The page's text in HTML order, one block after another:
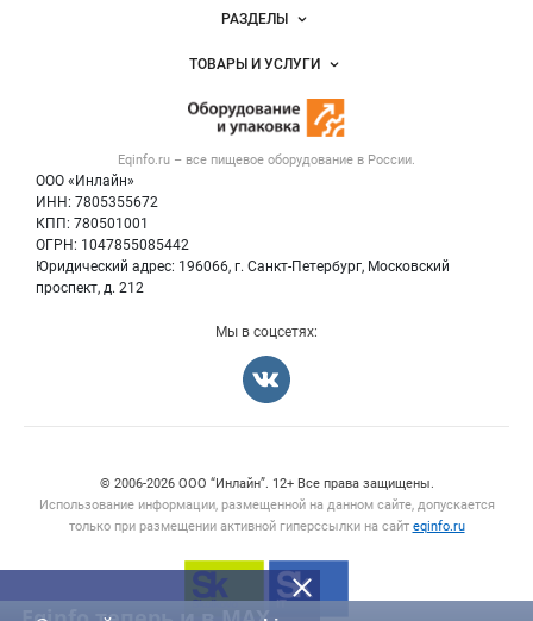
Eqinfo.ru – все пищевое оборудование в России.
ООО «Инлайн»
ИНН: 7805355672
КПП: 780501001
ОГРН: 1047855085442
Юридический адрес: 196066, г. Санкт-Петербург, Московский
проспект, д. 212
Новости Eqinfo.ru
Размещение рекламы
Публичная оферта
Контактная информация
Политика обработки персональных данных
РАЗДЕЛЫ
Объявления
Вакансии
ТОВАРЫ И УСЛУГИ
Оборудование для пищепрома
Тара и упаковка
Б/у оборудование
Мы в соцсетях:
© 2006‑2026 ООО “Инлайн”. 12+ Все права защищены.
Использование информации, размещенной на данном сайте, допускается
только при размещении активной гиперссылки на сайт eqinfo.ru